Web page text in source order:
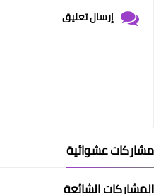
إرسال تعليق
مشاركات عشوائية
المشاركات الشائعة